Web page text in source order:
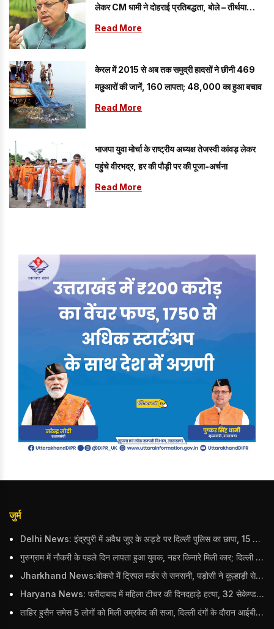
लेकर CM धामी ने दोहराई प्रतिबद्धता, बोले – तीर्थयात्रियों
की सुरक्षा...
Read More
केरल में 2015 से अब तक समुद्री हादसों ने छीनी 469
मछुआरों की जानें, 160 लापता; 48,000 का हुआ बचाव
Read More
भाजपा युवा मोर्चा के राष्ट्रीय अध्यक्ष तेजस्वी कांवड़ लेकर
पहुंचे वीरभद्र, हर की पौड़ी पर की पूजा-अर्चना
Read More
जुर्म
Delhi News: इंद्रपुरी में अवैध जुए के अड्डे पर दिल्ली पुलिस का छापा, 15 जुआरियों को पकड़ा; ₹3.61 लाख नकद और अन्य सामान बरामद
गुरुग्राम में नौकरी के पहले दिन लापता हुआ युवक, नहर किनारे मिली कार; दिल्ली पुलिस ने दर्ज की FIR
Jharkhand News:बोकरो में ट्रिपल मर्डर से सनसनी, पड़ोसी ने कुल्हाड़ी से पति-पत्नी और बहु की हत्या की
Haryana News: फरीदाबाद में महिला टीचर की दिनदहाड़े हत्या, 32 सेकेण्ड में 34 बार किया वार
ताहिर हुसैन समेस 5 लोगों को मिली उम्रकैद की सजा, दिल्ली दंगों के दौरान आईबी अधिकारी का किया था कत्ल